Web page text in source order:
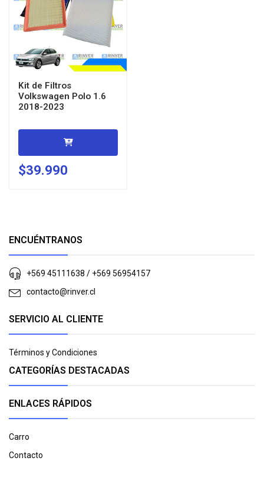
Kit de Filtros
Volkswagen Polo 1.6
2018-2023
$39.990
ENCUÉNTRANOS
+569 45111638 / +569 56954157
contacto@rinver.cl
SERVICIO AL CLIENTE
Términos y Condiciones
CATEGORÍAS DESTACADAS
ENLACES RÁPIDOS
Carro
Contacto